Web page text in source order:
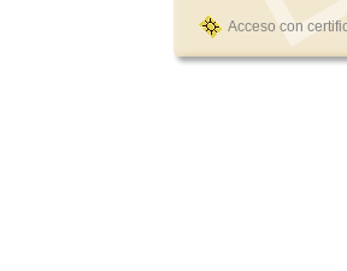
Acceso con